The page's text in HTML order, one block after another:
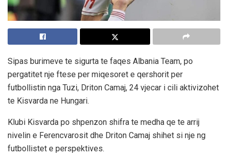
Sipas burimeve te sigurta te faqes Albania Team, po
pergatitet nje ftese per miqesoret e qershorit per
futbollistin nga Tuzi, Driton Camaj, 24 vjecar i cili aktivizohet
te Kisvarda ne Hungari.
Klubi Kisvarda po shpenzon shifra te medha qe te arrij
nivelin e Ferencvarosit dhe Driton Camaj shihet si nje ng
futbollistet e perspektives.